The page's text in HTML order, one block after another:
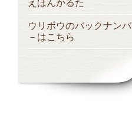
えほんかるた
ウリボウのバックナンバ
－はこちら